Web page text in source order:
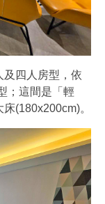
及四人房型，依
；這間是「輕
(180x200cm)。